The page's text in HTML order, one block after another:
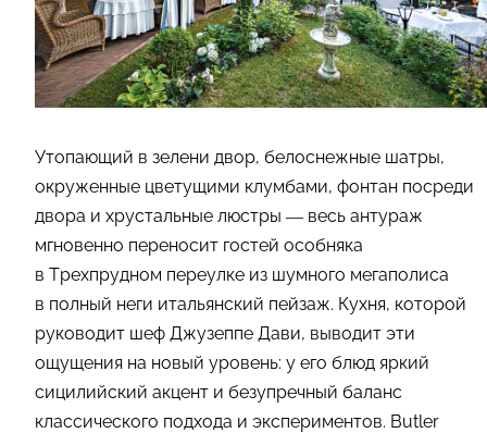
Утопающий в зелени двор, белоснежные шатры,
окруженные цветущими клумбами, фонтан посреди
двора и хрустальные люстры — весь антураж
мгновенно переносит гостей особняка
в Трехпрудном переулке из шумного мегаполиса
в полный неги итальянский пейзаж. Кухня, которой
руководит шеф Джузеппе Дави, выводит эти
ощущения на новый уровень: у его блюд яркий
сицилийский акцент и безупречный баланс
классического подхода и экспериментов. Butler